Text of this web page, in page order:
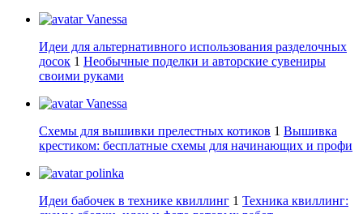
Vanessa
Идеи для альтернативного использования разделочных
досок 1 Необычные поделки и авторские сувениры
своими руками
Vanessa
Схемы для вышивки прелестных котиков 1 Вышивка
крестиком: бесплатные схемы для начинающих и профи
polinka
Идеи бабочек в технике квиллинг 1 Техника квиллинг: